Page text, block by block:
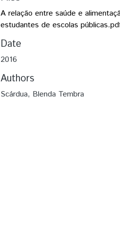
A relação entre saúde e
estudantes de escolas
Date
2016
Authors
Scárdua, Blenda Tembra